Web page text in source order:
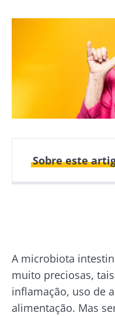
Sobre este
A microbiota
muito preciosas,
inflamação, uso de
alimentação. Mas